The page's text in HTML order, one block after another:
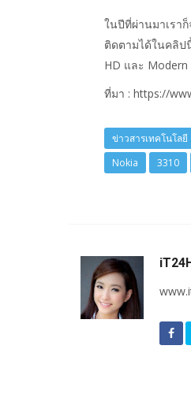
ในปีที่ผ่านมาเรา
ติดตามได้ในคลิป
HD และ
ที่มา : https://
ข่าวสารเทคโนโลยี
Nokia
3310